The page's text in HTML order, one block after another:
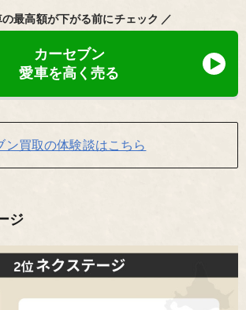
の最高額が下がる前にチェック ／
カーセブン
愛車を高く売る
ン買取の体験談はこちら
ジ